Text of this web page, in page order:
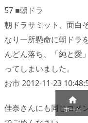
57 ■朝ドラ
朝ドラサミット、面白
なり一所懸命に朝ドラ
んどん落ち、「純と愛
ってしまいました。
お市 2012-11-23
佳奈さんにも同じコメ

ホーム